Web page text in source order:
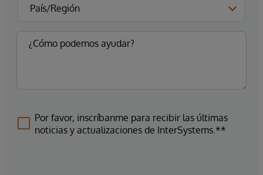
Por favor, inscríbanme para recibir las últimas
noticias y actualizaciones de InterSystems.**